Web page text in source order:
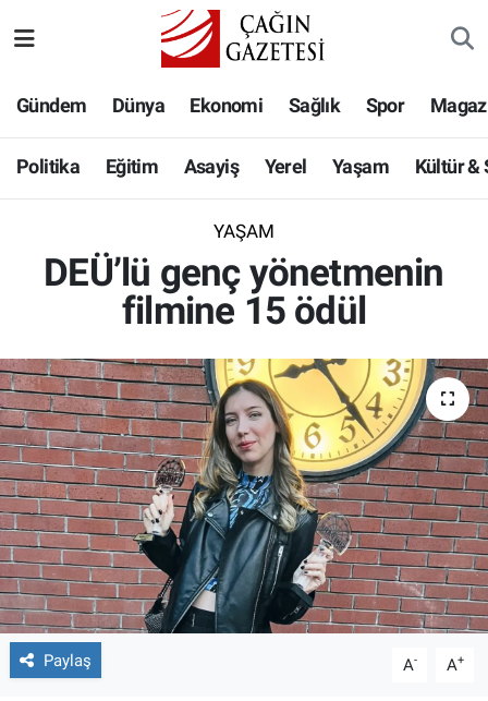
Gündem Dünya Ekonomi Sağlık Spor
Politika Eğitim Asayiş Yerel Yaşam Kültür &
YAŞAM
DEÜ’lü genç yönetmenin
filmine 15 ödül
Paylaş A- A+
Eğitim
Asayiş
Yerel
Kültür & Sanat
Bilim-Teknoloji
Köşe Yazıları
Röportaj
Video Galeri
Hava Durumu
Namaz Vakitleri
Trafik Durumu
Süper Lig Puan Durumu ve Fikstür
Tüm Manşetler
Son Dakika Haberleri
Haber Arşivi